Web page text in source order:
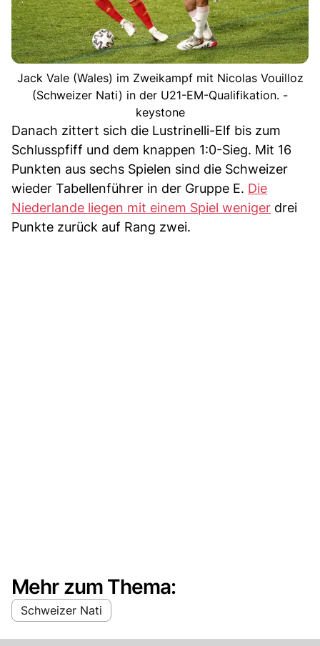
Jack Vale (Wales) im Zweikampf mit Nicolas Vouilloz
(Schweizer Nati) in der U21-EM-Qualifikation. -
keystone
Danach zittert sich die Lustrinelli-Elf bis zum
Schlusspfiff und dem knappen 1:0-Sieg. Mit 16
Punkten aus sechs Spielen sind die Schweizer
wieder Tabellenführer in der Gruppe E. Die
Niederlande liegen mit einem Spiel weniger drei
Punkte zurück auf Rang zwei.
Mehr zum Thema:
Schweizer Nati